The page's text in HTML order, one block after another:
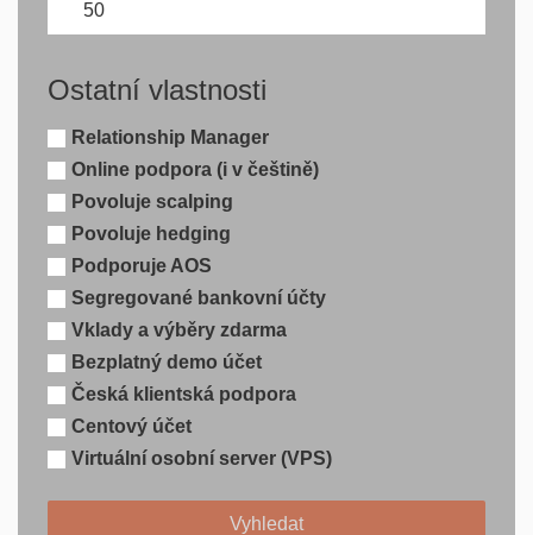
Ostatní vlastnosti
Relationship Manager
Online podpora (i v češtině)
Povoluje scalping
Povoluje hedging
Podporuje AOS
Segregované bankovní účty
Vklady a výběry zdarma
Bezplatný demo účet
Česká klientská podpora
Centový účet
Virtuální osobní server (VPS)